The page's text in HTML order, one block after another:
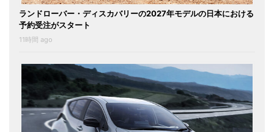
ランドローバー・ディスカバリーの2027年モデルの日本における
予約受注がスタート
11時間 ago